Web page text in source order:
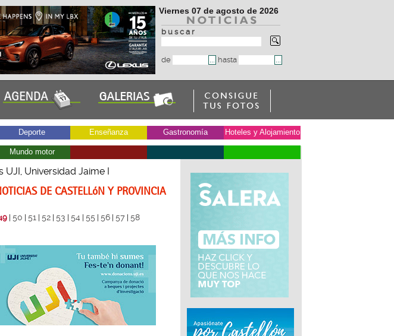
Viernes 07 de agosto de 2026
b u s c a r
de hasta
Deporte Enseñanza Gastronomía Hoteles y Alojamiento
Mundo motor
UJI, Universidad Jaime I
DE CASTELLóN Y PROVINCIA
50 51 52 53 54 55 56 57 58